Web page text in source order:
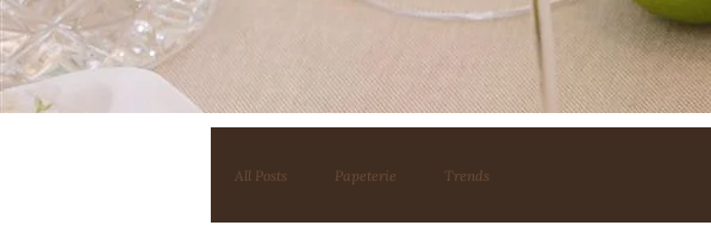
All Posts Papeterie Trends